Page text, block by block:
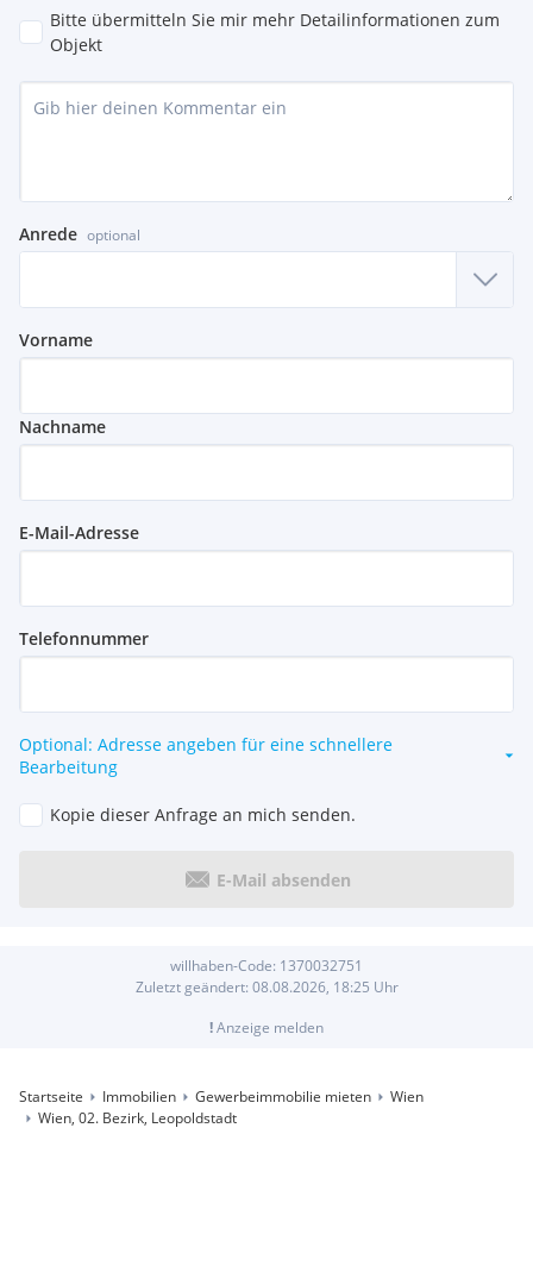
Bitte übermitteln Sie mir mehr Detailinformationen zum
Objekt
Anrede optional
Vorname
Nachname
E-Mail-Adresse
Telefonnummer
Optional: Adresse angeben für eine schnellere
Bearbeitung
Kopie dieser Anfrage an mich senden.
E-Mail absenden
willhaben-Code: 1370032751
Zuletzt geändert: 08.08.2026, 18:25 Uhr
!Anzeige melden
Startseite Immobilien Gewerbeimmobilie mieten
Wien
Wien, 02. Bezirk, Leopoldstadt